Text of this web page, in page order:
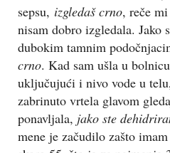
sepsu, izgledaš crno, reče
nisam dobro izgledala. Jako
dubokim tamnim
crno. Kad sam ušla u
uključujući i nivo vode u
zabrinuto vrtela glavom
ponavljala, jako ste
mene je začudilo zašto